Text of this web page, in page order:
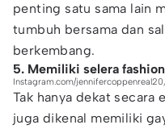
penting satu sama lain
tumbuh bersama dan
berkembang.
5. Memiliki selera
Instagram.com/
Tak hanya dekat secara
juga dikenal memiliki